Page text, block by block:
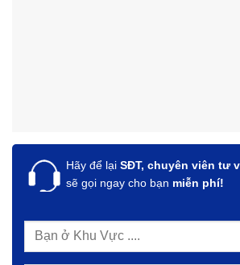
Hãy để lại SĐT, chuyên viên tư
sẽ gọi ngay cho bạn miễn phí!